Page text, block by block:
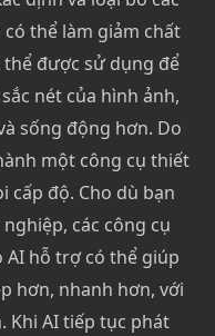
thể làm giảm chất
được sử dụng để
nét của hình ảnh,
sống động hơn. Do
một công cụ thiết
cấp độ. Cho dù bạn
các công cụ
AI hỗ trợ có thể giúp
hơn, nhanh hơn, với
Khi AI tiếp tục phát